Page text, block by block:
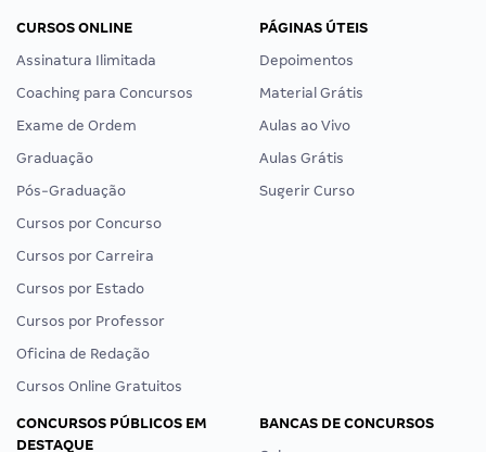
CURSOS ONLINE
Assinatura Ilimitada
Coaching para Concursos
Exame de Ordem
Graduação
Pós-Graduação
Cursos por Concurso
Cursos por Carreira
Cursos por Estado
Cursos por Professor
Oficina de Redação
Cursos Online Gratuitos
PÁGINAS ÚTEIS
Depoimentos
Material Grátis
Aulas ao Vivo
Aulas Grátis
Sugerir Curso
CONCURSOS PÚBLICOS EM
DESTAQUE
BANCAS DE CONCURSOS